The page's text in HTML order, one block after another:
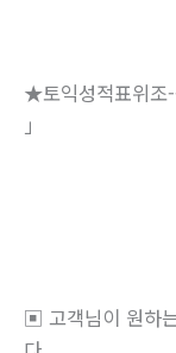
★토익성적표위
」
▣ 고객님이 원하